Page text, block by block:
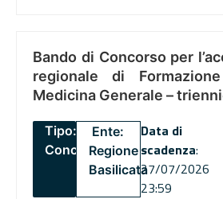
Bando di Concorso per
regionale di
Medicina Generale –
Tipo:
Concorsi
Ente:
Regione
Basilicata
Data di
scadenza:
27/07/2026
23:59